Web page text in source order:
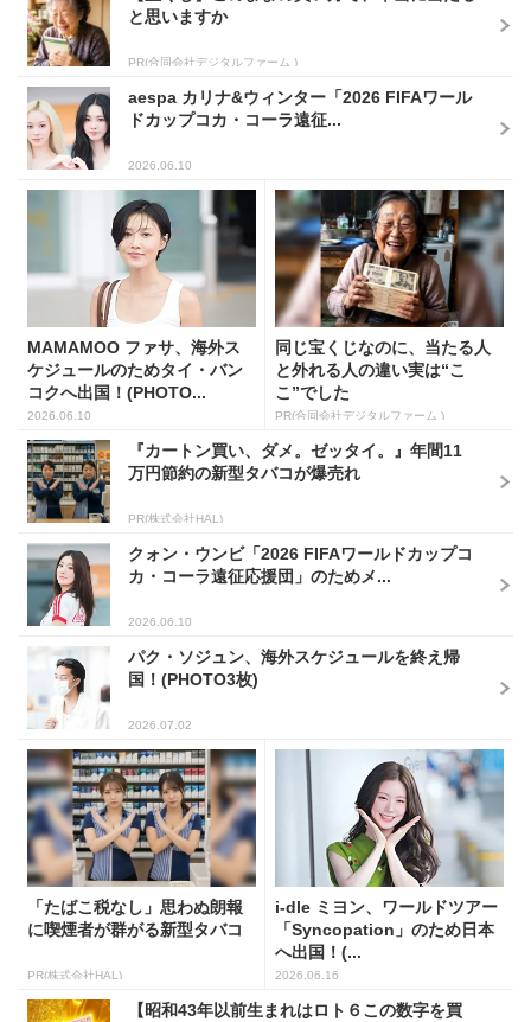
と思いますか
PR(合同会社デジタルファーム )
aespa カリナ&ウィンター「2026 FIFAワール
ドカップコカ・コーラ遠征...
2026.06.10
MAMAMOO ファサ、海外ス
ケジュールのためタイ・バン
コクへ出国！(PHOTO...
2026.06.10
同じ宝くじなのに、当たる人
と外れる人の違い実は“こ
こ”でした
PR(合同会社デジタルファーム )
『カートン買い、ダメ。ゼッタイ。』年間11
万円節約の新型タバコが爆売れ
PR(株式会社HAL)
クォン・ウンビ「2026 FIFAワールドカップコ
カ・コーラ遠征応援団」のためメ...
2026.06.10
パク・ソジュン、海外スケジュールを終え帰
国！(PHOTO3枚)
2026.07.02
「たばこ税なし」思わぬ朗報
に喫煙者が群がる新型タバコ
PR(株式会社HAL)
i-dle ミヨン、ワールドツアー
「Syncopation」のため日本
へ出国！(...
2026.06.16
【昭和43年以前生まれはロト６この数字を買